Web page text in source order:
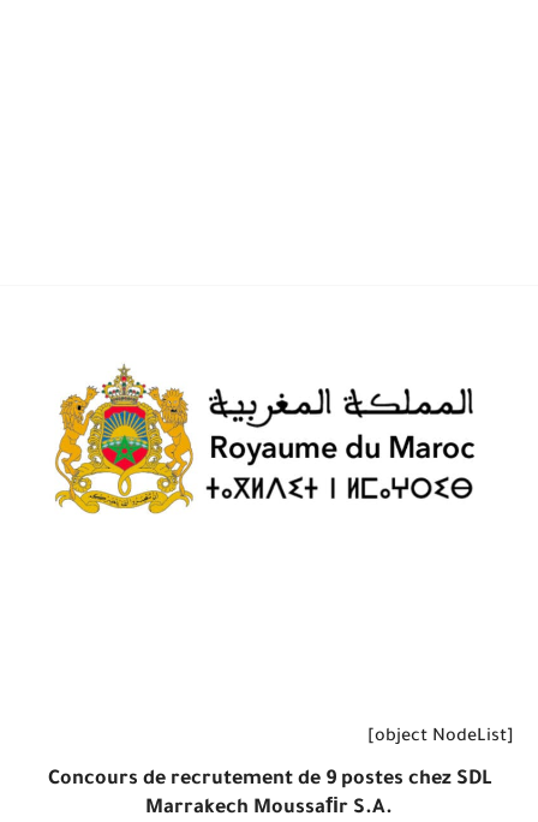
[object NodeList]
Concours de recrutement de 9 postes chez SDL
Marrakech Moussaﬁr S.A.